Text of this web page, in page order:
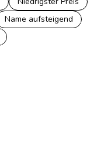
Name aufsteigend